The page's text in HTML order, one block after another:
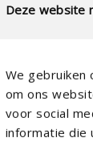
Deze website
We gebruiken
om ons
voor social
informatie die